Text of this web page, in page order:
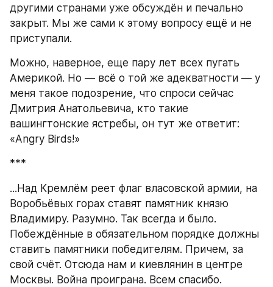
другими странами уже обсуждён и печально
закрыт. Мы же сами к этому вопросу ещё и не
приступали.
Можно, наверное, еще пару лет всех пугать
Америкой. Но — всё о той же адекватности — у
меня такое подозрение, что спроси сейчас
Дмитрия Анатольевича, кто такие
вашингтонские ястребы, он тут же ответит:
«Angry Birds!»
***
...Над Кремлём реет флаг власовской армии, на
Воробьёвых горах ставят памятник князю
Владимиру. Разумно. Так всегда и было.
Побеждённые в обязательном порядке должны
ставить памятники победителям. Причем, за
свой счёт. Отсюда нам и киевлянин в центре
Москвы. Война проиграна. Всем спасибо.